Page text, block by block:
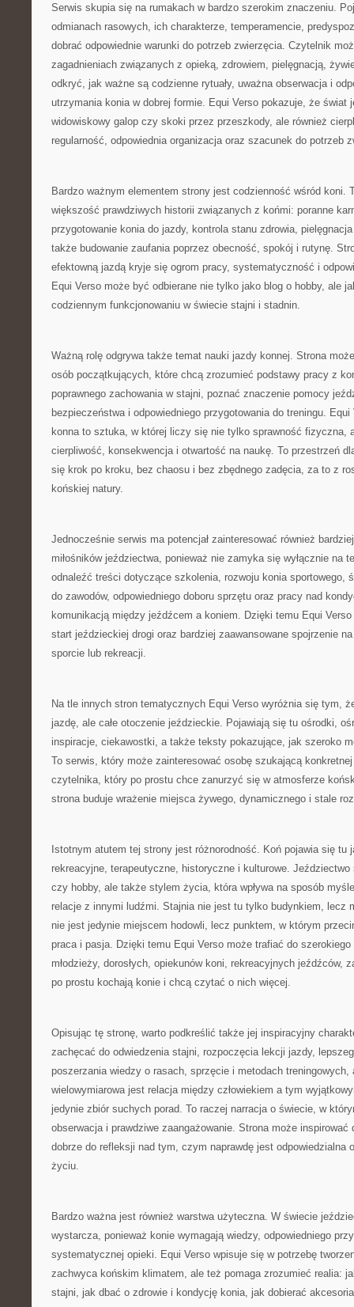
Serwis skupia się na rumakach w bardzo szerokim znaczeniu.
odmianach rasowych, ich charakterze, temperamencie,
dobrać odpowiednie warunki do potrzeb zwierzęcia. Czytelnik
zagadnieniach związanych z opieką, zdrowiem, pielęgnacją,
odkryć, jak ważne są codzienne rytuały, uważna obserwacja i
utrzymania konia w dobrej formie. Equi Verso pokazuje, że świat
widowiskowy galop czy skoki przez przeszkody, ale również
regularność, odpowiednia organizacja oraz szacunek do potrzeb
Bardzo ważnym elementem strony jest codzienność wśród koni.
większość prawdziwych historii związanych z końmi: poranne
przygotowanie konia do jazdy, kontrola stanu zdrowia,
także budowanie zaufania poprzez obecność, spokój i rutynę.
efektowną jazdą kryje się ogrom pracy, systematyczność i
Equi Verso może być odbierane nie tylko jako blog o hobby, ale
codziennym funkcjonowaniu w świecie stajni i stadnin.
Ważną rolę odgrywa także temat nauki jazdy konnej. Strona
osób początkujących, które chcą zrozumieć podstawy pracy z
poprawnego zachowania w stajni, poznać znaczenie pomocy
bezpieczeństwa i odpowiedniego przygotowania do treningu. Equi
konna to sztuka, w której liczy się nie tylko sprawność fizyczna,
cierpliwość, konsekwencja i otwartość na naukę. To przestrzeń
się krok po kroku, bez chaosu i bez zbędnego zadęcia, za to z
końskiej natury.
Jednocześnie serwis ma potencjał zainteresować również
miłośników jeździectwa, ponieważ nie zamyka się wyłącznie na
odnaleźć treści dotyczące szkolenia, rozwoju konia sportowego,
do zawodów, odpowiedniego doboru sprzętu oraz pracy nad
komunikacją między jeźdźcem a koniem. Dzięki temu Equi
start jeździeckiej drogi oraz bardziej zaawansowane spojrzenie
sporcie lub rekreacji.
Na tle innych stron tematycznych Equi Verso wyróżnia się tym,
jazdę, ale całe otoczenie jeździeckie. Pojawiają się tu ośrodki,
inspiracje, ciekawostki, a także teksty pokazujące, jak szeroko
To serwis, który może zainteresować osobę szukającą
czytelnika, który po prostu chce zanurzyć się w atmosferze
strona buduje wrażenie miejsca żywego, dynamicznego i stale
Istotnym atutem tej strony jest różnorodność. Koń pojawia się tu
rekreacyjne, terapeutyczne, historyczne i kulturowe.
czy hobby, ale także stylem życia, która wpływa na sposób
relacje z innymi ludźmi. Stajnia nie jest tu tylko budynkiem, lecz
nie jest jedynie miejscem hodowli, lecz punktem, w którym
praca i pasja. Dzięki temu Equi Verso może trafiać do
młodzieży, dorosłych, opiekunów koni, rekreacyjnych jeźdźców,
po prostu kochają konie i chcą czytać o nich więcej.
Opisując tę stronę, warto podkreślić także jej inspiracyjny
zachęcać do odwiedzenia stajni, rozpoczęcia lekcji jazdy,
poszerzania wiedzy o rasach, sprzęcie i metodach
wielowymiarowa jest relacja między człowiekiem a tym
jedynie zbiór suchych porad. To raczej narracja o świecie, w
obserwacja i prawdziwe zaangażowanie. Strona może inspirować
dobrze do refleksji nad tym, czym naprawdę jest odpowiedzialna
życiu.
Bardzo ważna jest również warstwa użyteczna. W świecie
wystarcza, ponieważ konie wymagają wiedzy, odpowiedniego
systematycznej opieki. Equi Verso wpisuje się w potrzebę
zachwyca końskim klimatem, ale też pomaga zrozumieć realia:
stajni, jak dbać o zdrowie i kondycję konia, jak dobierać